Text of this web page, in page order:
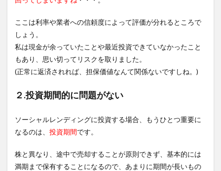
ここは利率や業者への信頼度によって評価が分れるところで
しょう。
私は現金が余っていたことや最近投資できていなかったこと
もあり、思い切ってリスクを取りました。
(正常に返済されれば、担保価値なんて関係ないですしね。)
２.投資期間的に問題がない
ソーシャルレンディングに投資する場合、もうひとつ重要に
なるのは、 投資期間です。
株と異なり、途中で売却することが原則できず、基本的には
満期まで保有することになるので、あまりに期間が長いもの